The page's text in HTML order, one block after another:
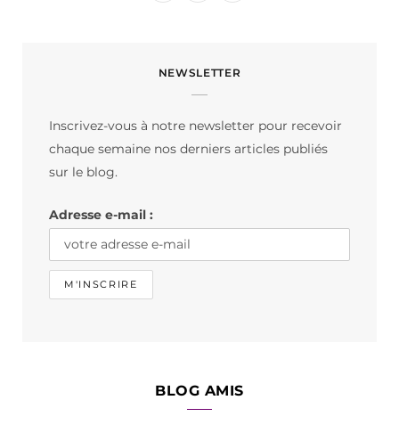
e
t
m
T
NEWSLETTER
Inscrivez-vous à notre newsletter pour recevoir
chaque semaine nos derniers articles publiés
sur le blog.
Adresse e-mail :
BLOG AMIS